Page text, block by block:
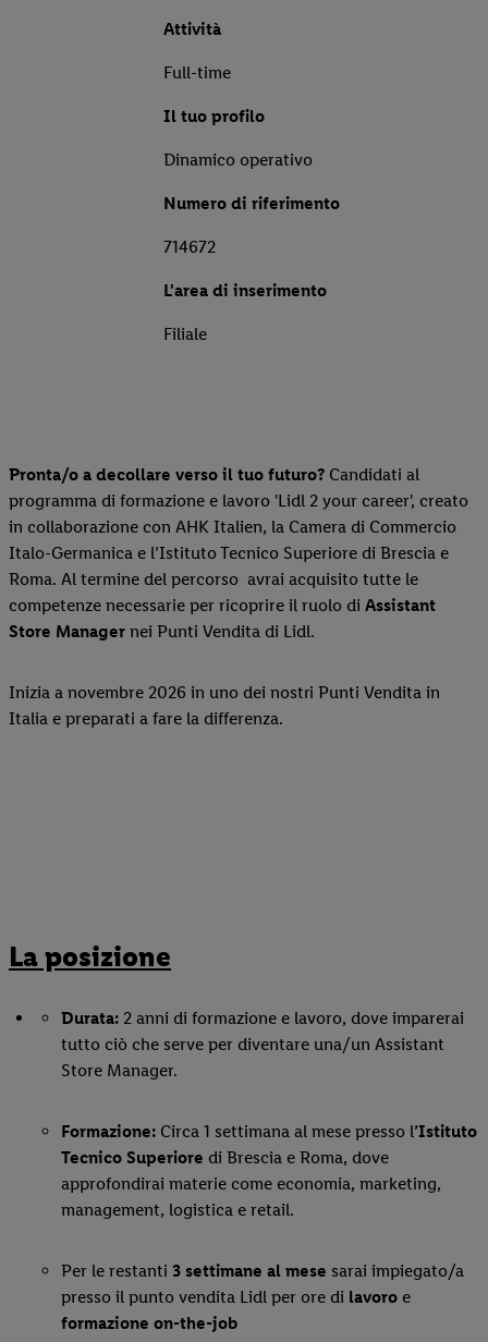
Attività
Full-time
Il tuo profilo
Dinamico operativo
Numero di riferimento
714672
L'area di inserimento
Filiale
Pronta/o a decollare verso il tuo futuro? Candidati al
programma di formazione e lavoro 'Lidl 2 your career', creato
in collaborazione con AHK Italien, la Camera di Commercio
Italo-Germanica e l’Istituto Tecnico Superiore di Brescia e
Roma. Al termine del percorso avrai acquisito tutte le
competenze necessarie per ricoprire il ruolo di Assistant
Store Manager nei Punti Vendita di Lidl.
Inizia a novembre 2026 in uno dei nostri Punti Vendita in
Italia e preparati a fare la differenza.
La posizione
Durata: 2 anni di formazione e lavoro, dove imparerai
tutto ciò che serve per diventare una/un Assistant
Store Manager.
Formazione: Circa 1 settimana al mese presso l’Istituto
Tecnico Superiore di Brescia e Roma, dove
approfondirai materie come economia, marketing,
management, logistica e retail.
Per le restanti 3 settimane al mese sarai impiegato/a
presso il punto vendita Lidl per ore di lavoro e
formazione on-the-job